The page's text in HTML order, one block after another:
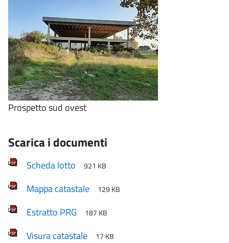
Prospetto sud ovest
Scarica i documenti
Scheda lotto 921 KB
Mappa catastale 129 KB
Estratto PRG 187 KB
Visura catastale 17 KB